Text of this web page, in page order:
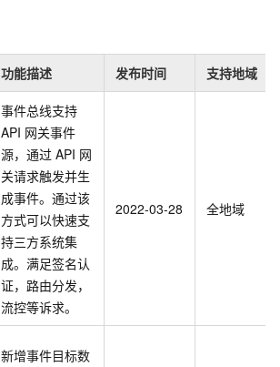
功能描述 发布时间 支持地域
事件总线支持
API 网关事件
源，通过 API 网
关请求触发并生
成事件。通过该
方式可以快速支
持三方系统集
成。满足签名认
证，路由分发，
流控等诉求。
2022-03-28 全地域
新增事件目标数